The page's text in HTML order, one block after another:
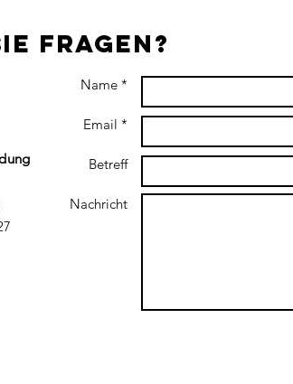
fragen?
Name *
Email *
Betreff
Nachricht